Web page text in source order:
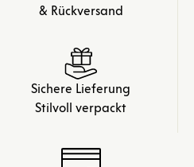
& Rückversand
Sichere Lieferung
Stilvoll verpackt